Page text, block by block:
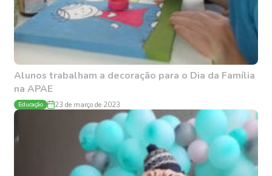
Alunos trabalham a decoração para o Dia da Família
na APAE
Educação 23 de março de 2023